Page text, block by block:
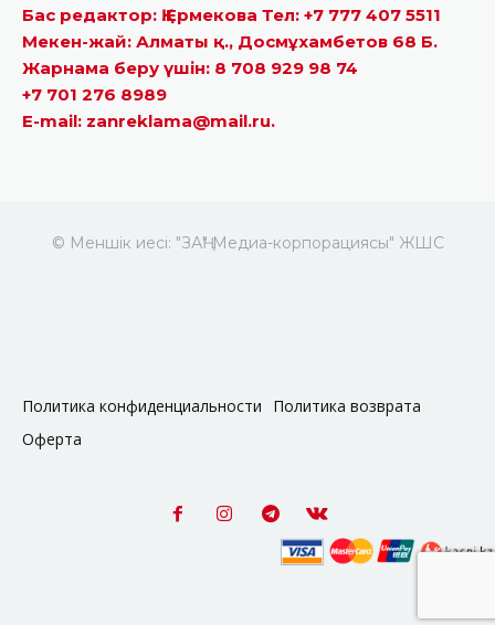
Бас редактор: Қ.Ермекова Тел: +7 777 407 5511
Мекен-жай: Алматы қ., Досмұхамбетов 68 Б.
Жарнама беру үшін: 8 708 929 98 74
+7 701 276 8989
E-mail: zanreklama@mail.ru.
© Меншік иесі: "ЗАҢ" Медиа-корпорациясы" ЖШС
Политика конфиденциальности
Политика возврата
Оферта